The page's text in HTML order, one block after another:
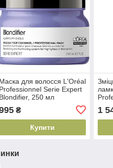
Маска для волосся L'Oréal
Professionnel Serie Expert
Blondifier, 250 мл
₴
Купити
1